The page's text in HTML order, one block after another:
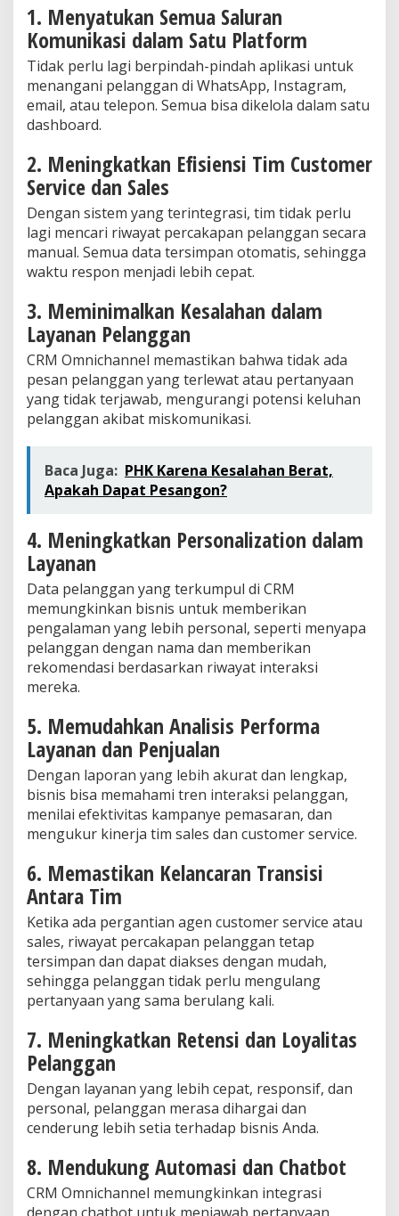
1. Menyatukan Semua Saluran
Komunikasi dalam Satu Platform
Tidak perlu lagi berpindah-pindah aplikasi untuk
menangani pelanggan di WhatsApp, Instagram,
email, atau telepon. Semua bisa dikelola dalam satu
dashboard.
2. Meningkatkan Efisiensi Tim Customer
Service dan Sales
Dengan sistem yang terintegrasi, tim tidak perlu
lagi mencari riwayat percakapan pelanggan secara
manual. Semua data tersimpan otomatis, sehingga
waktu respon menjadi lebih cepat.
3. Meminimalkan Kesalahan dalam
Layanan Pelanggan
CRM Omnichannel memastikan bahwa tidak ada
pesan pelanggan yang terlewat atau pertanyaan
yang tidak terjawab, mengurangi potensi keluhan
pelanggan akibat miskomunikasi.
Baca Juga: PHK Karena Kesalahan Berat,
Apakah Dapat Pesangon?
4. Meningkatkan Personalization dalam
Layanan
Data pelanggan yang terkumpul di CRM
memungkinkan bisnis untuk memberikan
pengalaman yang lebih personal, seperti menyapa
pelanggan dengan nama dan memberikan
rekomendasi berdasarkan riwayat interaksi
mereka.
5. Memudahkan Analisis Performa
Layanan dan Penjualan
Dengan laporan yang lebih akurat dan lengkap,
bisnis bisa memahami tren interaksi pelanggan,
menilai efektivitas kampanye pemasaran, dan
mengukur kinerja tim sales dan customer service.
6. Memastikan Kelancaran Transisi
Antara Tim
Ketika ada pergantian agen customer service atau
sales, riwayat percakapan pelanggan tetap
tersimpan dan dapat diakses dengan mudah,
sehingga pelanggan tidak perlu mengulang
pertanyaan yang sama berulang kali.
7. Meningkatkan Retensi dan Loyalitas
Pelanggan
Dengan layanan yang lebih cepat, responsif, dan
personal, pelanggan merasa dihargai dan
cenderung lebih setia terhadap bisnis Anda.
8. Mendukung Automasi dan Chatbot
CRM Omnichannel memungkinkan integrasi
dengan chatbot untuk menjawab pertanyaan